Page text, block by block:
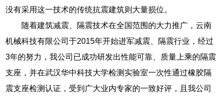
没有采用这一技术的传统抗震建筑则大量损位。
随着建筑减震、隔震技术在全国范围的大力推广，云南
机械科技有限公司于2015年开始进军减震、隔震行业，经过
3年的努力，我公司已成功研发出性能可靠、质量上乘的隔震
支座，并在武汉华中科技大学检测实验室一次性通过橡胶隔
震支座检测认证，受到广大业内专家的一致好评，且我公司